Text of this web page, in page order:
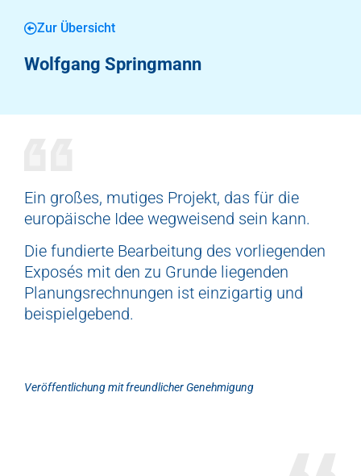
Zur Übersicht
Wolfgang Springmann
Ein großes, mutiges Projekt, das für die
europäische Idee wegweisend sein kann.
Die fundierte Bearbeitung des vorliegenden
Exposés mit den zu Grunde liegenden
Planungsrechnungen ist einzigartig und
beispielgebend.
Veröffentlichung mit freundlicher Genehmigung